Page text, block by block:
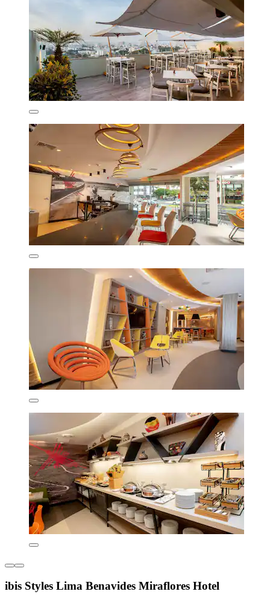
ibis Styles Lima Benavides Miraflores Hotel